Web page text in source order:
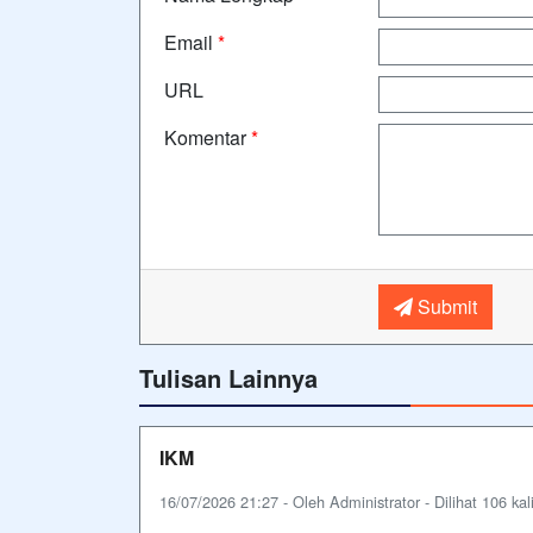
Email *
URL
Komentar*
Submit
Tulisan Lainnya
IKM
16/07/2026 21:27 - Oleh Administrator - Dilihat 106 kali